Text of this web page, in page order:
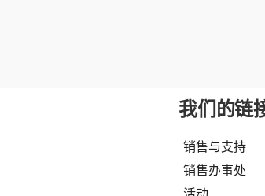
我们的链
销售与支持
销售办事处